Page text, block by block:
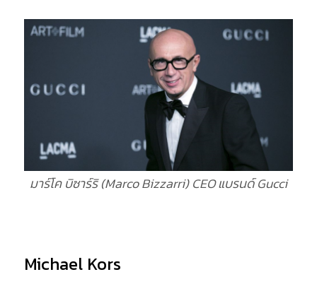
มาร์โค บิซาร์ริ (Marco Bizzarri) CEO แบรนด์ Gucci
Michael Kors